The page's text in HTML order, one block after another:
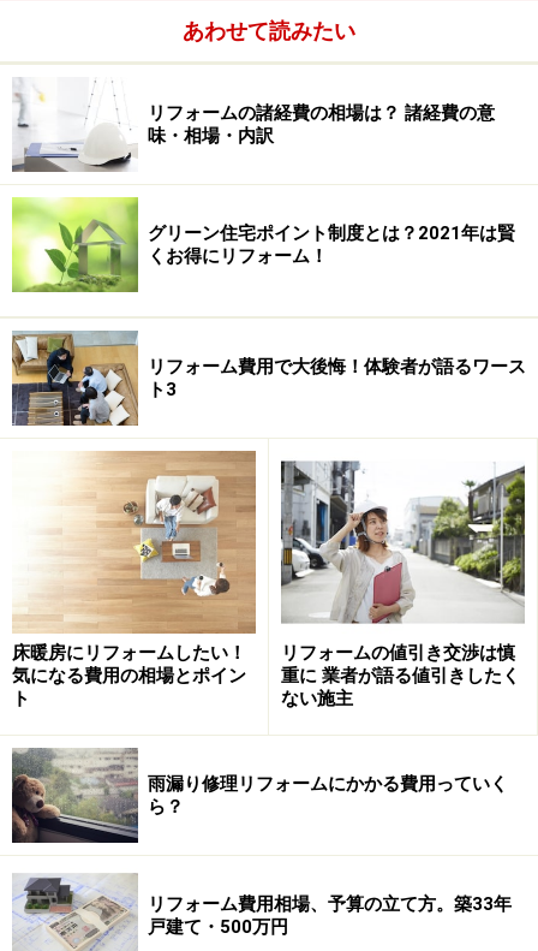
あわせて読みたい
リフォームの諸経費の相場は？ 諸経費の意
味・相場・内訳
グリーン住宅ポイント制度とは？2021年は賢
くお得にリフォーム！
リフォーム費用で大後悔！体験者が語るワース
ト3
床暖房にリフォームしたい！
気になる費用の相場とポイン
ト
リフォームの値引き交渉は慎
重に 業者が語る値引きしたく
ない施主
雨漏り修理リフォームにかかる費用っていく
ら？
リフォーム費用相場、予算の立て方。築33年
戸建て・500万円